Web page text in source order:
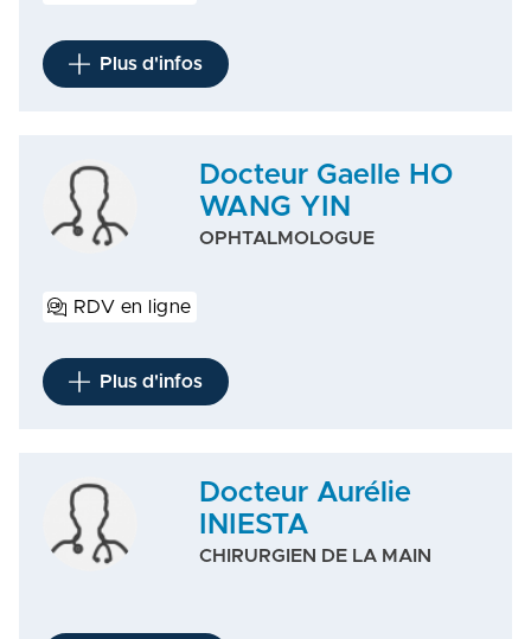
Plus d'infos
Docteur Gaelle HO
WANG YIN
OPHTALMOLOGUE
RDV en ligne
Plus d'infos
Docteur Aurélie
INIESTA
CHIRURGIEN DE LA MAIN